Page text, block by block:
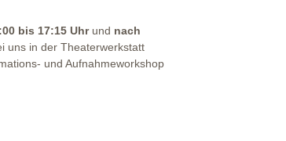
bis 17:15 Uhrund nach
uns in der Theaterwerkstatt
und Aufnahmeworkshop